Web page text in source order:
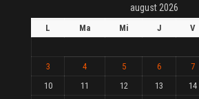
august 2026
L Ma Mi J V
3
4 5 6 7
10
11 12 13 14